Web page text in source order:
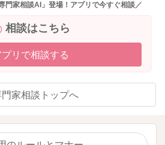
門家相談AI」登場！アプリで今すぐ相談／
相談はこちら
プリで相談する
家相談トップへ